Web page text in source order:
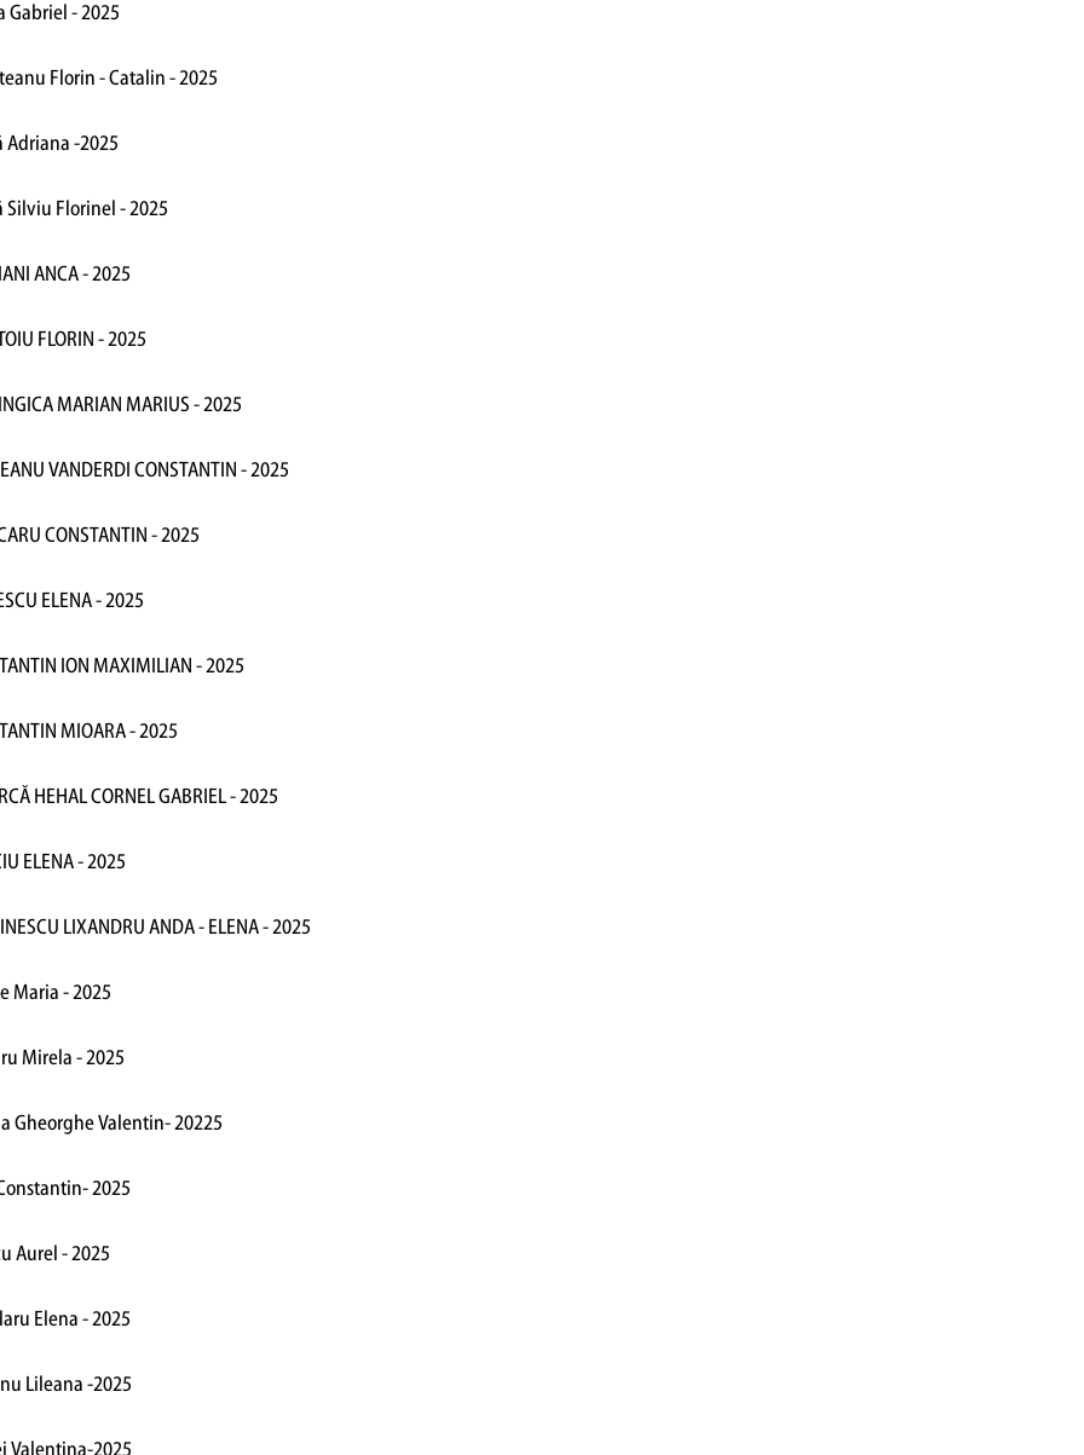
Gabriel - 2025
Florin - Catalin - 2025
Adriana -2025
Silviu Florinel - 2025
ANCA - 2025
FLORIN - 2025
MARIAN MARIUS - 2025
VANDERDI CONSTANTIN - 2025
CONSTANTIN - 2025
ELENA - 2025
ION MAXIMILIAN - 2025
MIOARA - 2025
HEHAL CORNEL GABRIEL - 2025
ELENA - 2025
LIXANDRU ANDA - ELENA - 2025
Maria - 2025
Mirela - 2025
Gheorghe Valentin- 20225
2025
Aurel - 2025
Elena - 2025
Lileana -2025